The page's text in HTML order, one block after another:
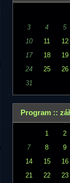
3
4 5
10
11 12
17
18 19
24
25 26
31
Program ::
1 2
7
8 9
14
15 16
21
22 23